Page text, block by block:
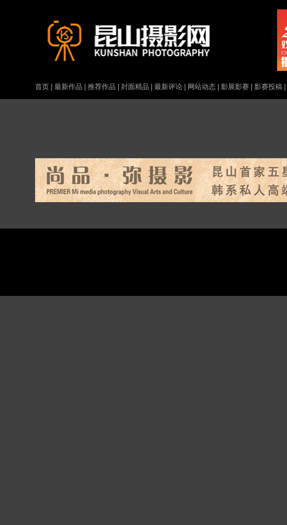
首页| 最新作品 推荐作品 封面精品 最新评论| 网站动态| 影展影赛| 影赛投稿|